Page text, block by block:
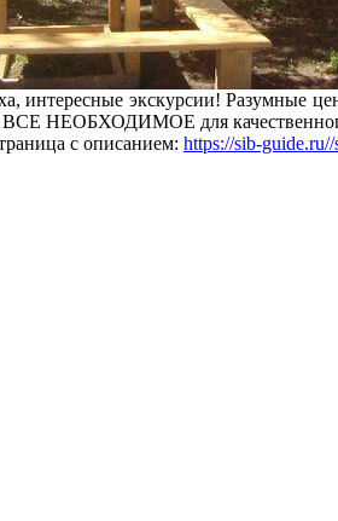
интересные экскурсии! Разумные
ВСЕ НЕОБХОДИМОЕ для
с описанием: https://sib-